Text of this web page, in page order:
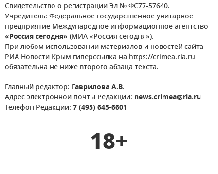
Свидетельство о регистрации Эл № ФС77-57640.
Учредитель: Федеральное государственное унитарное
предприятие Международное информационное агентство
«Россия сегодня» (МИА «Россия сегодня»).
При любом использовании материалов и новостей сайта
РИА Новости Крым гиперссылка на https://crimea.ria.ru
обязательна не ниже второго абзаца текста.
Главный редактор: Гаврилова А.В.
Адрес электронной почты Редакции: news.crimea@ria.ru
Телефон Редакции: 7 (495) 645-6601
18+